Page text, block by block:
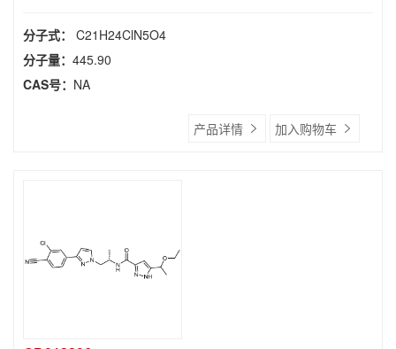
分子式： C21H24ClN5O4
分子量： 445.90
CAS号： NA
产品详情 加入购物车